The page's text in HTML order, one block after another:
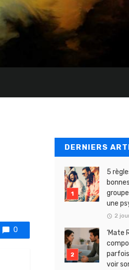
0
DERNIERS
5
une
2
‘Mate
voir